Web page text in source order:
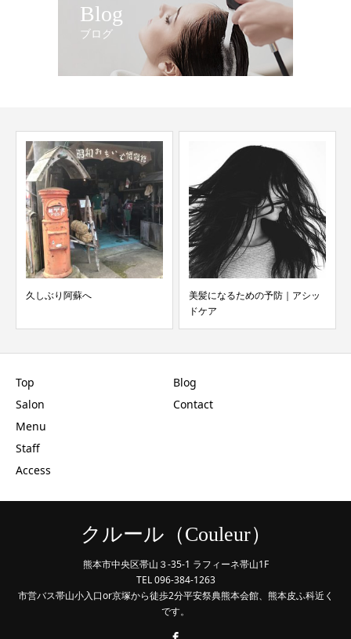
Blog
ブログ
久しぶり阿蘇へ
美髪になるための予防｜アシッ
ドケア
Top
Salon
Menu
Staff
Access
Blog
Contact
クルール（Couleur）
熊本市中央区帯山３-35-1 ラフィーネ帯山1F
TEL 096-384-1263
市営バス帯山小入口or京塚から徒歩2分平安祭典熊本会館、熊本皮ふ科近く
です。